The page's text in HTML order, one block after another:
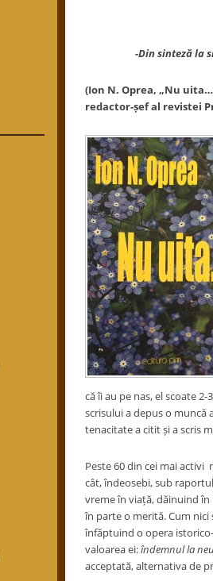
-Din sinteză la
(Ion N. Oprea, „Nu
redactor-șef al revistei
că îi au pe nas, el scoate
scrisului a depus o muncă
tenacitate a citit și a scris
Peste 60 din cei mai activi
cât, îndeosebi, sub
vreme în viață, dăinuind
în parte o merită. Cum
înfăptuind o opera
valoarea ei:îndemnul la
acceptată, alternativa de